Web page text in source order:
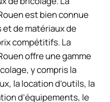
est bien connue
et de matériaux de
compétitifs. La
offre une gamme
y compris la
la location d’outils, la
d’équipements, le